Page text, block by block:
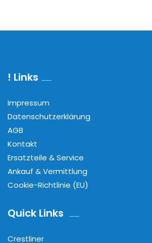
! Links
Impressum
Datenschutzerklärung
AGB
Kontakt
Ersatzteile & Service
Ankauf & Vermittlung
Cookie-Richtlinie (EU)
Quick Links
Crestliner